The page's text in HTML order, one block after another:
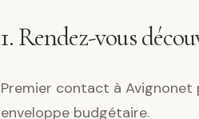
1. Rendez-vous
Premier contact à
enveloppe budgétaire.